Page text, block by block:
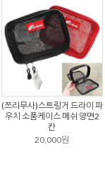
(쯔리무사)스트링거 드라이 파
우치 소품케이스 메쉬 양면2
칸
20,000원